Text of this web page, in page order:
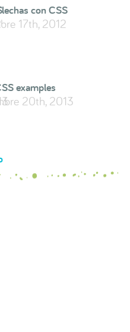
con CSS
17th, 2012
examples
20th, 2013